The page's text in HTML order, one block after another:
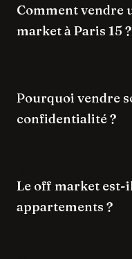
Comment vendre
market à Paris 15 ?
Pourquoi vendre
confidentialité ?
Le off market est-
appartements ?